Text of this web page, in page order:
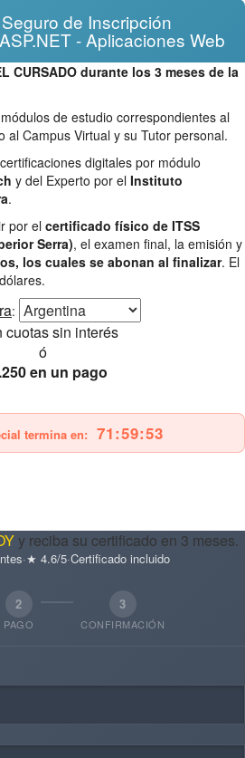
de Inscripción
- Aplicaciones Web
CURSADO durante los 3 meses de la
de estudio correspondientes al
al Campus Virtual y su Tutor personal.
digitales por módulo
y del Experto por el Instituto
.
por el certificado físico de ITSS
Serra), el examen final, la emisión y
los cuales se abonan al finalizar. El
:
cuotas sin interés
ó
en un pago
termina en: 71:59:51
y reciba su certificado en 3 meses.
·★ 4.6/5·Certificado incluido
2
PAGO
3
CONFIRMACIÓN